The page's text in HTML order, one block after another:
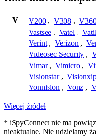
V V200 , V308 , V360
Vastsee , Vatel ,
Verint , Verizon ,
Videosec Security ,
Vimar , Vimicro ,
Visionstar , Visionxip
Vonnision , Vonz ,
Więcej źródeł
* iSpyConnect nie ma
nieaktualne. Nie udzielamy